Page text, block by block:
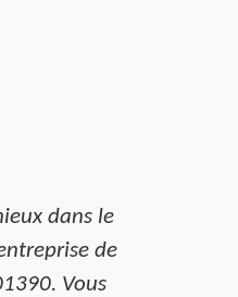
dans le
de
Vous